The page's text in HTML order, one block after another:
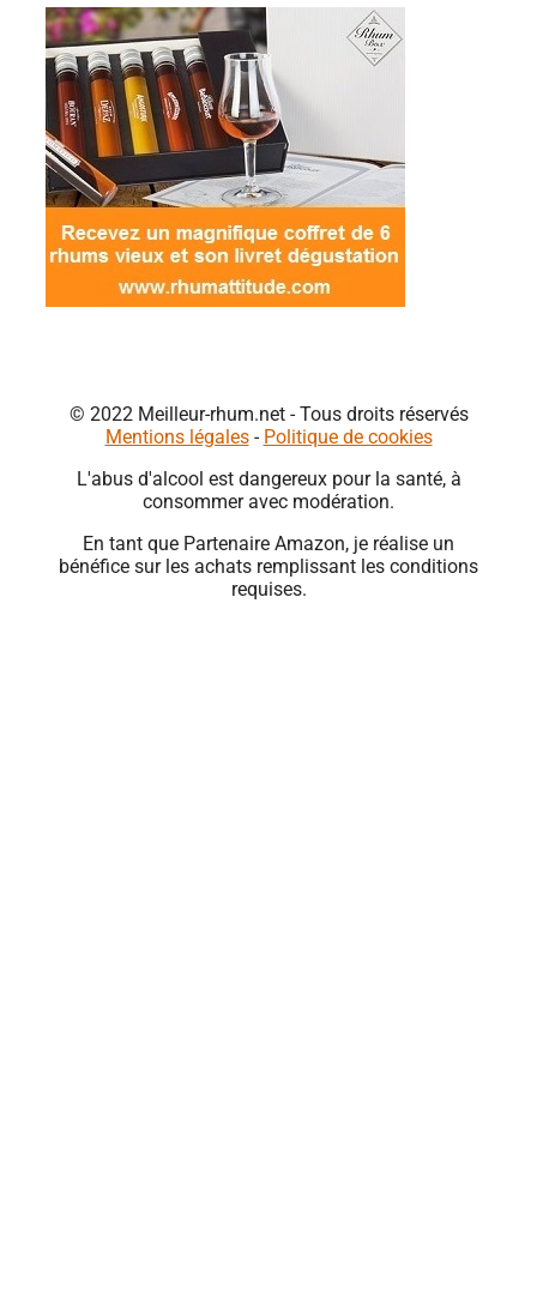
© 2022 Meilleur-rhum.net - Tous droits réservés
Mentions légales- Politique de cookies
L'abus d'alcool est dangereux pour la santé, à
consommer avec modération.
En tant que Partenaire Amazon, je réalise un
bénéfice sur les achats remplissant les conditions
requises.